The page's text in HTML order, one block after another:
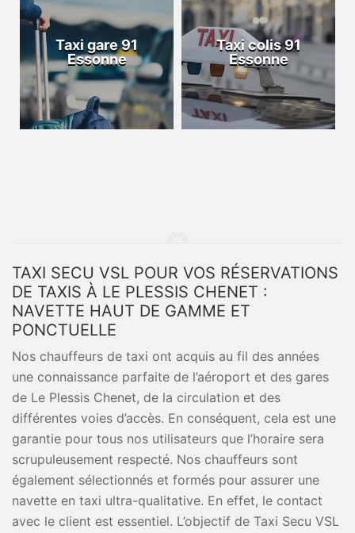
Taxi gare 91
Essonne
Taxi colis 91
Essonne
TAXI SECU VSL POUR VOS RÉSERVATIONS
DE TAXIS À LE PLESSIS CHENET :
NAVETTE HAUT DE GAMME ET
PONCTUELLE
Nos chauffeurs de taxi ont acquis au fil des années
une connaissance parfaite de l’aéroport et des gares
de Le Plessis Chenet, de la circulation et des
différentes voies d’accès. En conséquent, cela est une
garantie pour tous nos utilisateurs que l’horaire sera
scrupuleusement respecté. Nos chauffeurs sont
également sélectionnés et formés pour assurer une
navette en taxi ultra-qualitative. En effet, le contact
avec le client est essentiel. L’objectif de Taxi Secu VSL